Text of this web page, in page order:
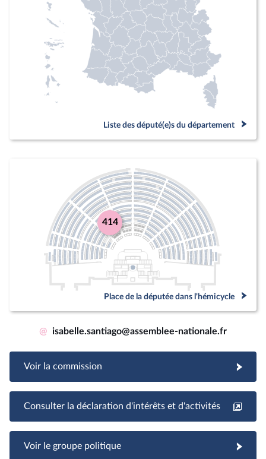
Liste des député(e)s du département
414
Place de la députée dans l'hémicycle
@ isabelle.santiago@assemblee-nationale.fr
Voir la commission
Consulter la déclaration d'intérêts et d'activités
Voir le groupe politique